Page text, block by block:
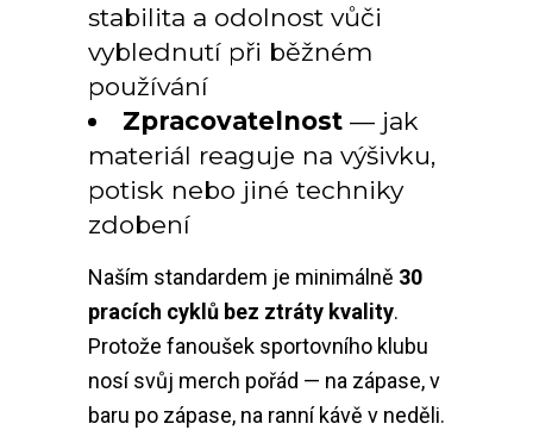
stabilita a odolnost vůči
vyblednutí při běžném
používání
Zpracovatelnost — jak
materiál reaguje na výšivku,
potisk nebo jiné techniky
zdobení
Naším standardem je minimálně 30
pracích cyklů bez ztráty kvality.
Protože fanoušek sportovního klubu
nosí svůj merch pořád — na zápase, v
baru po zápase, na ranní kávě v neděli.